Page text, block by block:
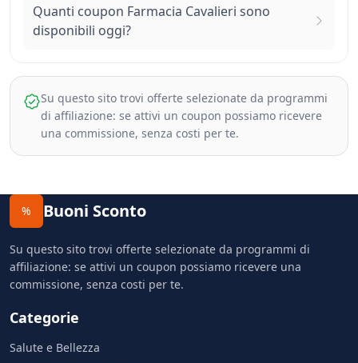
Quanti coupon Farmacia Cavalieri sono
disponibili oggi?
Su questo sito trovi offerte selezionate da programmi
di affiliazione: se attivi un coupon possiamo ricevere
una commissione, senza costi per te.
% Buoni Sconto
Su questo sito trovi offerte selezionate da programmi di
affiliazione: se attivi un coupon possiamo ricevere una
commissione, senza costi per te.
Categorie
Salute e Bellezza